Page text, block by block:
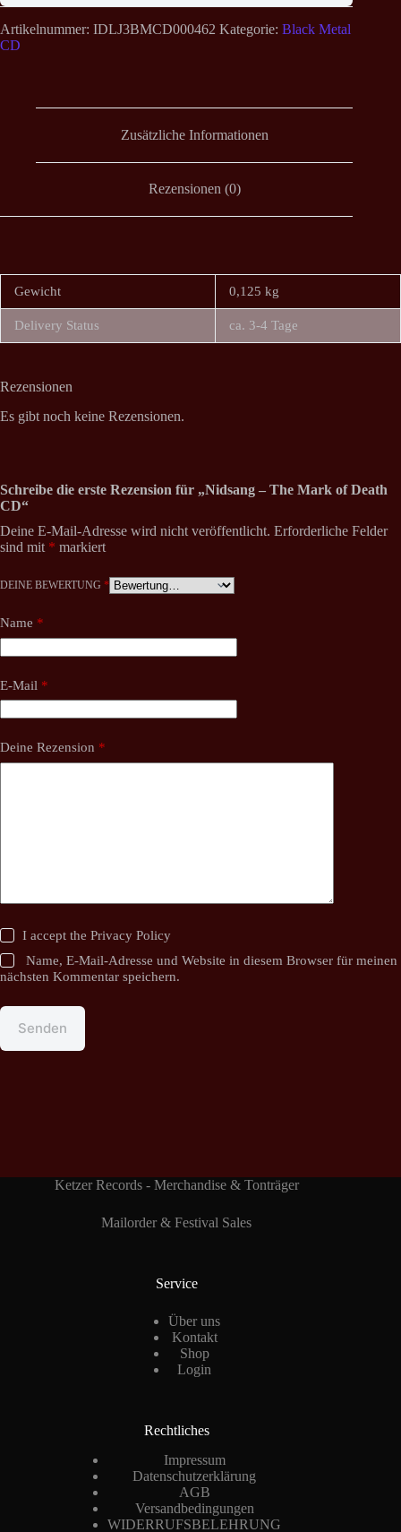
Artikelnummer: IDLJ3BMCD000462 Kategorie: Black Metal
CD
Zusätzliche Informationen
Rezensionen (0)
Gewicht 0,125 kg
Delivery Status ca. 3-4 Tage
Rezensionen
Es gibt noch keine Rezensionen.
Schreibe die erste Rezension für „Nidsang – The Mark of Death
CD“
Deine E-Mail-Adresse wird nicht veröffentlicht. Erforderliche Felder
sind mit * markiert
DEINE BEWERTUNG *
Name *
E-Mail *
Deine Rezension *
I accept thePrivacy Policy
Name, E-Mail-Adresse und Website in diesem Browser für meinen
nächsten Kommentar speichern.
Senden
Ketzer Records - Merchandise & Tonträger
Mailorder & Festival Sales
Service
Über uns
Kontakt
Shop
Login
Rechtliches
Impressum
Datenschutzerklärung
AGB
Versandbedingungen
WIDERRUFSBELEHRUNG